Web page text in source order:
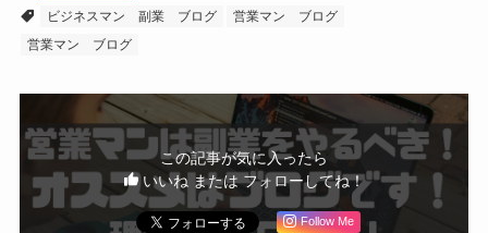
ビジネスマン 副業 ブログ
営業マン ブログ
営業マン ブログ
この記事が気に入ったら
いいね または フォローしてね！
Follow Me